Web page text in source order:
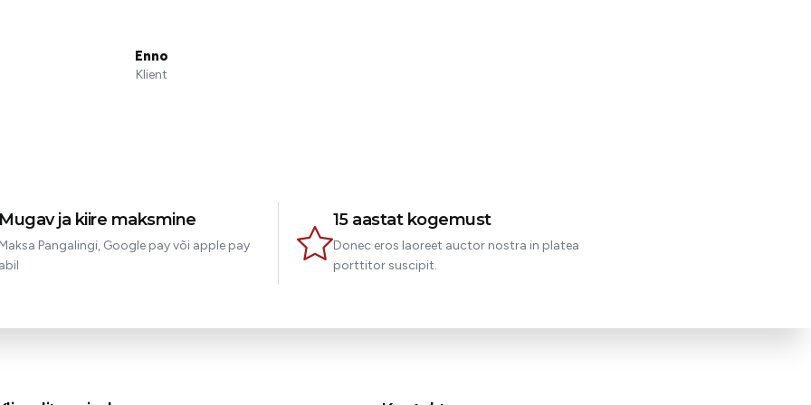
Enno
Klient
ja kiire maksmine
Pangalingi, Google pay või apple pay
15 aastat kogemust
Donec eros laoreet auctor nostra in platea
porttitor suscipit.